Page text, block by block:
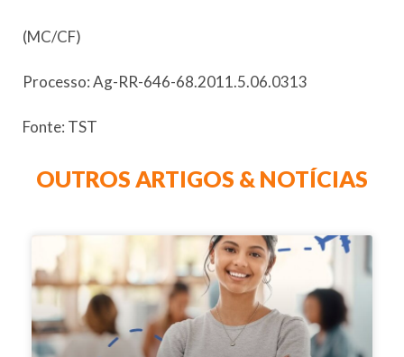
(MC/CF)
Processo: Ag-RR-646-68.2011.5.06.0313
Fonte: TST
OUTROS ARTIGOS & NOTÍCIAS